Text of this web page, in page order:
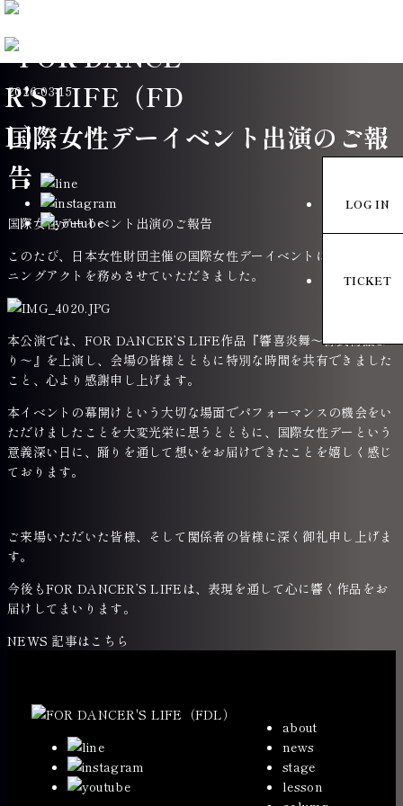
LOG IN
TICKET
NEWS
2026-03-15
国際女性デーイベント出演のご報
告
国際女性デーイベント出演のご報告
このたび、日本女性財団主催の国際女性デーイベントにて、オープ
ニングアクトを務めさせていただきました。
本公演では、FOR DANCER’S LIFE作品『響喜炎舞〜源氏物語よ
り〜』を上演し、会場の皆様とともに特別な時間を共有できました
こと、心より感謝申し上げます。
本イベントの幕開けという大切な場面でパフォーマンスの機会をい
ただけましたことを大変光栄に思うとともに、国際女性デーという
意義深い日に、踊りを通して想いをお届けできたことを嬉しく感じ
ております。
ご来場いただいた皆様、そして関係者の皆様に深く御礼申し上げま
す。
今後もFOR DANCER’S LIFEは、表現を通して心に響く作品をお
届けしてまいります。
NEWS 記事はこちら
about
news
stage
lesson